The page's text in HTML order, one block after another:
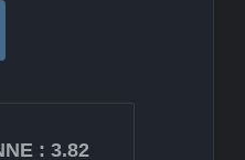
: 3.82